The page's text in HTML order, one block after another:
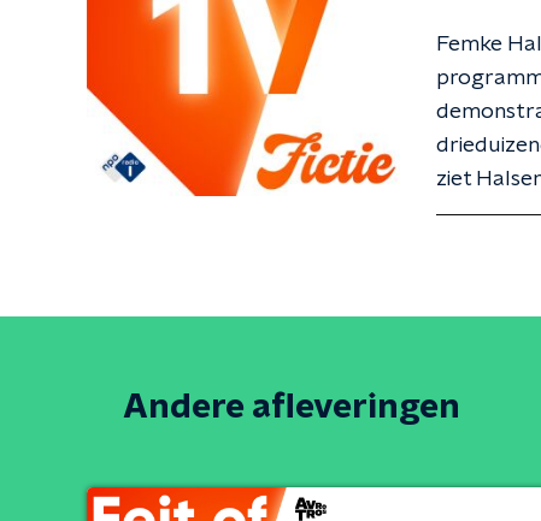
Femke
ziet
Andere afleveringen